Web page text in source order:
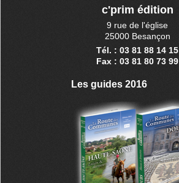
c'prim édition
9 rue de l'église
25000 Besançon
Tél. : 03 81 88 14 15
Fax : 03 81 80 73 99
Les guides 2016